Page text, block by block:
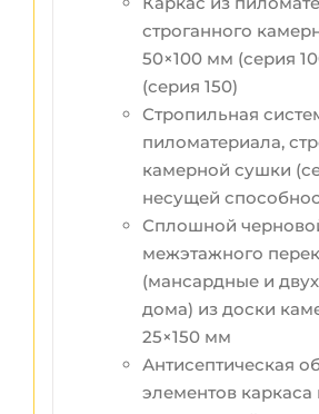
строганного
50×100 мм (серия
(серия 150)
Стропильная
пиломатериала,
камерной сушки
несущей
Сплошной
межэтажного
(мансардные и
дома) из доски
25×150 мм
Антисептическая
элементов каркаса